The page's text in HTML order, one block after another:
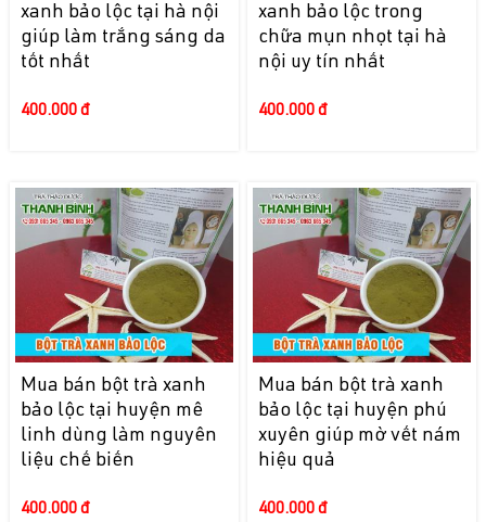
xanh bảo lộc tại hà nội
giúp làm trắng sáng da
tốt nhất
400.000 đ
xanh bảo lộc trong
chữa mụn nhọt tại hà
nội uy tín nhất
400.000 đ
Mua bán bột trà xanh
bảo lộc tại huyện mê
linh dùng làm nguyên
liệu chế biến
400.000 đ
Mua bán bột trà xanh
bảo lộc tại huyện phú
xuyên giúp mờ vết nám
hiệu quả
400.000 đ